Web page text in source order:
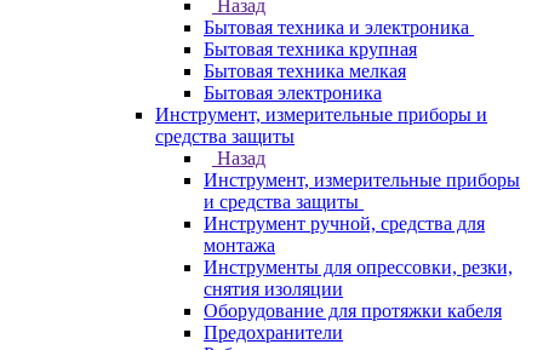
Назад
Бытовая техника и электроника
Бытовая техника крупная
Бытовая техника мелкая
Бытовая электроника
Инструмент, измерительные приборы и
средства защиты
Назад
Инструмент, измерительные приборы
и средства защиты
Инструмент ручной, средства для
монтажа
Инструменты для опрессовки, резки,
снятия изоляции
Оборудование для протяжки кабеля
Предохранители